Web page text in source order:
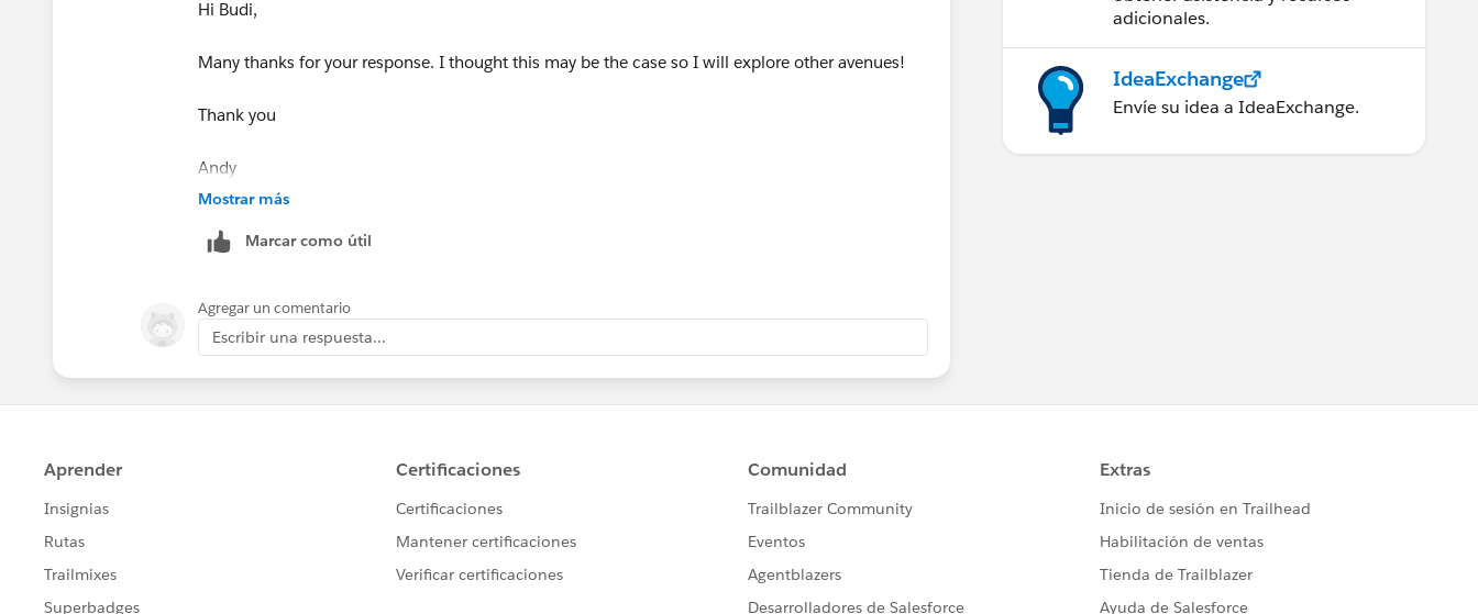
​Hi Budi,
Many thanks for your response. I thought this may be the case so I will explore other avenues!
Thank you
Andy
Mostrar más
Marcar como útil
Agregar un comentario
Escribir una respuesta...
adicionales.
IdeaExchange
Envíe su idea a IdeaExchange.